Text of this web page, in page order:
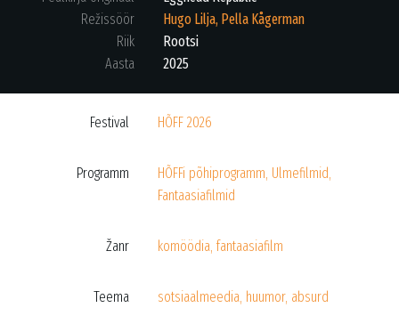
Režissöör
Hugo Lilja, Pella Kågerman
Riik
Rootsi
Aasta
2025
Festival HÕFF 2026
Programm HÕFFi põhiprogramm, Ulmefilmid,
Fantaasiafilmid
Žanr komöödia,fantaasiafilm
Teema sotsiaalmeedia, huumor, absurd